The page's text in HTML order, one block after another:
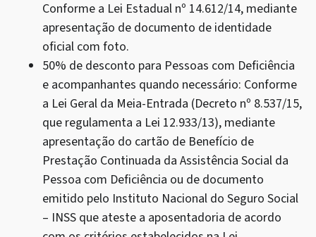
Conforme a Lei Estadual nº 14.612/14, mediante
apresentação de documento de identidade
oficial com foto.
50% de desconto para Pessoas com Deficiência
e acompanhantes quando necessário: Conforme
a Lei Geral da Meia-Entrada (Decreto nº 8.537/15,
que regulamenta a Lei 12.933/13), mediante
apresentação do cartão de Benefício de
Prestação Continuada da Assistência Social da
Pessoa com Deficiência ou de documento
emitido pelo Instituto Nacional do Seguro Social
– INSS que ateste a aposentadoria de acordo